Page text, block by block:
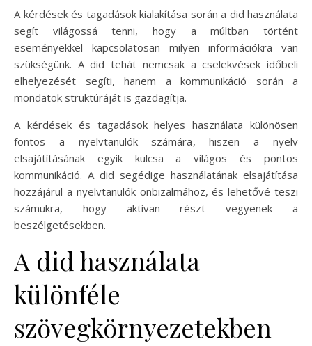
A kérdések és tagadások kialakítása során a did használata
segít világossá tenni, hogy a múltban történt
eseményekkel kapcsolatosan milyen információkra van
szükségünk. A did tehát nemcsak a cselekvések időbeli
elhelyezését segíti, hanem a kommunikáció során a
mondatok struktúráját is gazdagítja.
A kérdések és tagadások helyes használata különösen
fontos a nyelvtanulók számára, hiszen a nyelv
elsajátításának egyik kulcsa a világos és pontos
kommunikáció. A did segédige használatának elsajátítása
hozzájárul a nyelvtanulók önbizalmához, és lehetővé teszi
számukra, hogy aktívan részt vegyenek a
beszélgetésekben.
A did használata
különféle
szövegkörnyezetekben